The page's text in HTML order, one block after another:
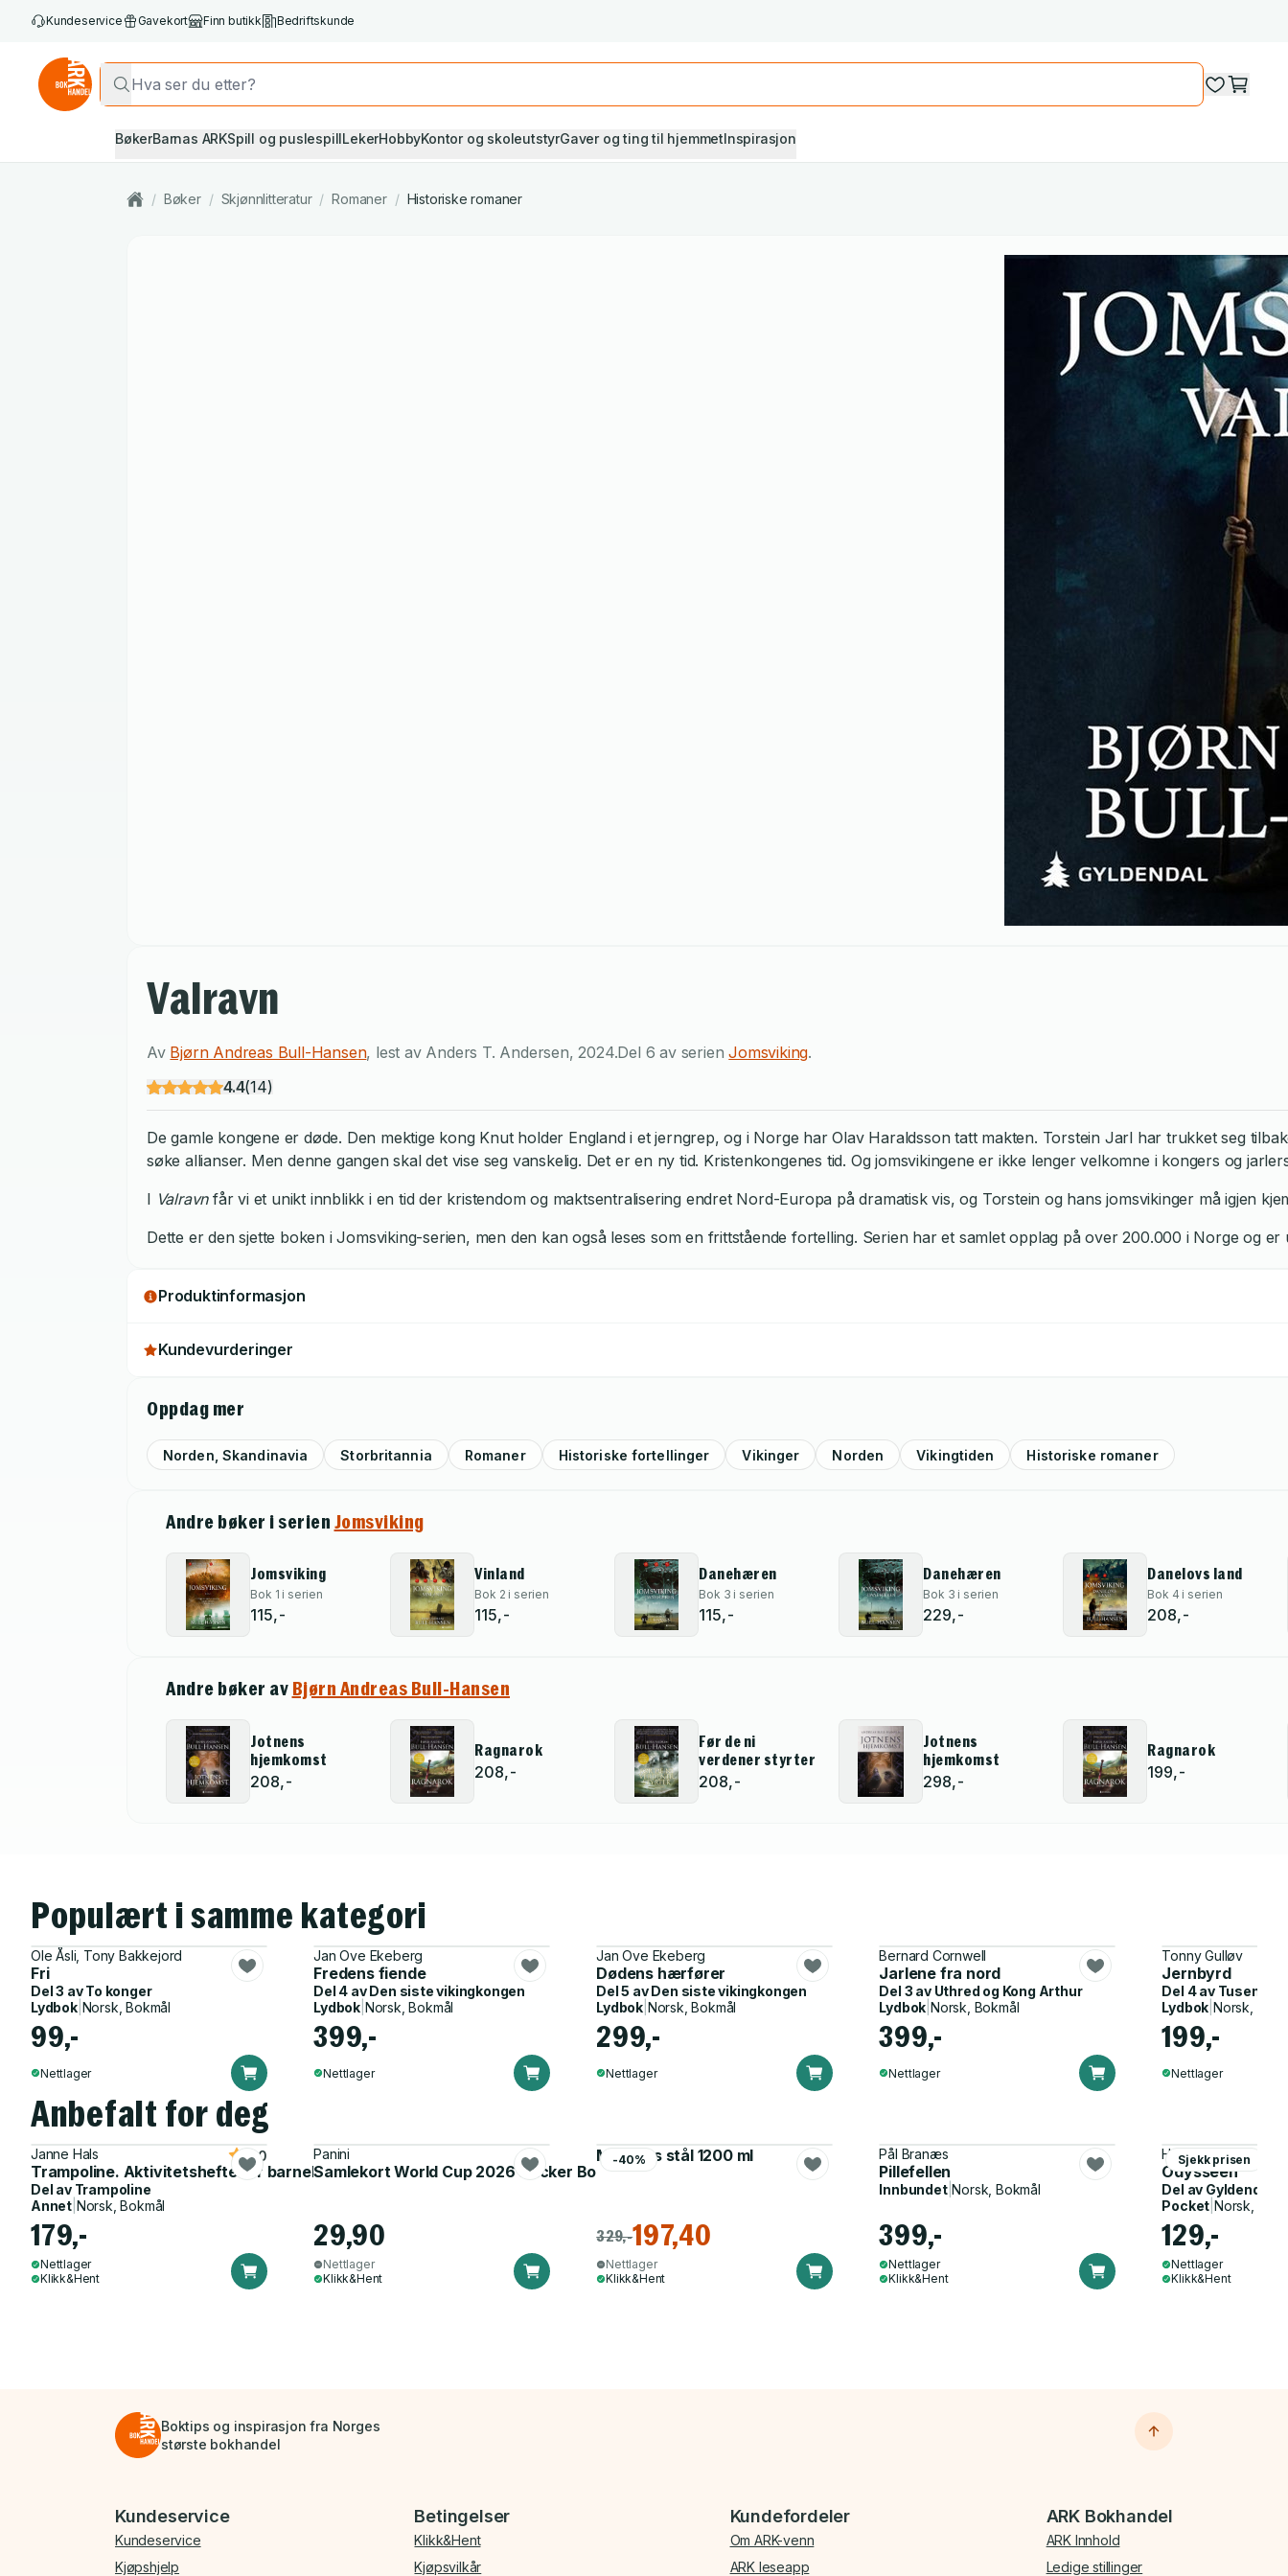
Kundeservice Gavekort Finn butikk Bedriftskunde
BøkerBarnas ARKSpill og puslespillLekerHobbyKontor og skoleutstyrGaver og ting til hjemmetInspirasjon
/ Bøker / Skjønnlitteratur / Romaner / Historiske romaner
Valravn
Av Bjørn Andreas Bull-Hansen, lest av Anders T. Andersen,2024.Del 6 av serienJomsviking.
4.4(14)
De gamle kongene er døde. Den mektige kong Knut holder England i et jerngrep, og i Norge har Olav Haraldsson tatt makten. Torstein Jarl har trukket seg
søke allianser. Men denne gangen skal det vise seg vanskelig. Det er en ny tid. Kristenkongenes tid. Og jomsvikingene er ikke lenger velkomne i kongers og
I Valravnfår vi et unikt innblikk i en tid der kristendom og maktsentralisering endret Nord-Europa på dramatisk vis, og Torstein og hans jomsvikinger må igjen
Dette er den sjette boken i Jomsviking-serien, men den kan også leses som en frittstående fortelling. Serien har et samlet opplag på over 200.000 i Norge og er
Produktinformasjon
Kundevurderinger
Oppdag mer
Norden, Skandinavia Storbritannia Romaner Historiske fortellinger Vikinger Norden Vikingtiden Historiske romaner
Andre bøker i serien Jomsviking
Jomsviking
Bok 1 i serien
115,-
Vinland
Bok 2 i serien
115,-
Danehæren
Bok 3 i serien
115,-
Danehæren
Bok 3 i serien
229,-
Danelovs land
Bok 4 i serien
208,-
Andre bøker av Bjørn Andreas Bull-Hansen
Jotnens
hjemkomst
208,-
Ragnarok
208,-
Før de ni
verdener styrter
208,-
Jotnens
hjemkomst
298,-
Ragnarok
199,-
Populært i samme kategori
Ole Åsli, Tony Bakkejord
Fri
Del 3 avTo konger
Lydbok| Norsk, Bokmål
99,-
Nettlager
Jan Ove Ekeberg
Fredens fiende
Del 4 avDen siste vikingkongen
Lydbok| Norsk, Bokmål
399,-
Nettlager
Jan Ove Ekeberg
Dødens hærfører
Del 5 avDen siste vikingkongen
Lydbok Norsk, Bokmål
299,-
Nettlager
Bernard Cornwell
Jarlene fra nord
Del 3 av Uthred og Kong Arthur
Lydbok Norsk, Bokmål
399,-
Nettlager
Tonny Gulløv
Jernbyrd
Del 4 av
Lydbok |Norsk,
199,-
Nettlager
Anbefalt for deg
Janne Hals
Trampoline. Aktivitetshefte for barnehagen
5.0
Del av Trampoline
Annet Norsk, Bokmål
179,-
Nettlager
Klikk&Hent
Panini
Samlekort World Cup 2026 Sticker Booster
29,90
Nettlager
Klikk&Hent
-40%
Matboks stål 1200 ml
329,-197,40
Nettlager
Klikk&Hent
Pål Branæs
Pillefellen
Innbundet|Norsk, Bokmål
399,-
Nettlager
Klikk&Hent
Sjekk prisen
Homer, John
Odysseen
Del av Gyldendal
Pocket |Norsk,
129,-
Nettlager
Klikk&Hent
Boktips og inspirasjon fra Norges
største bokhandel
Bunnmeny
Kundeservice
Kundeservice
Kjøpshjelp
Betingelser
Klikk&Hent
Kjøpsvilkår
Kundefordeler
Om ARK-venn
ARK leseapp
ARK Bokhandel
ARK Innhold
Ledige stillinger